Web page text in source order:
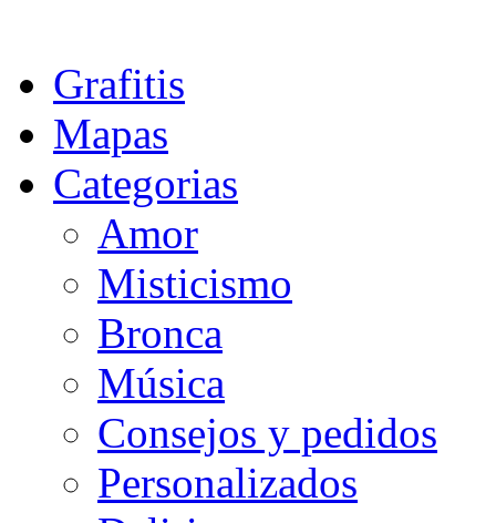
Grafitis
Mapas
Categorias
Amor
Misticismo
Bronca
Música
Consejos y pedidos
Personalizados